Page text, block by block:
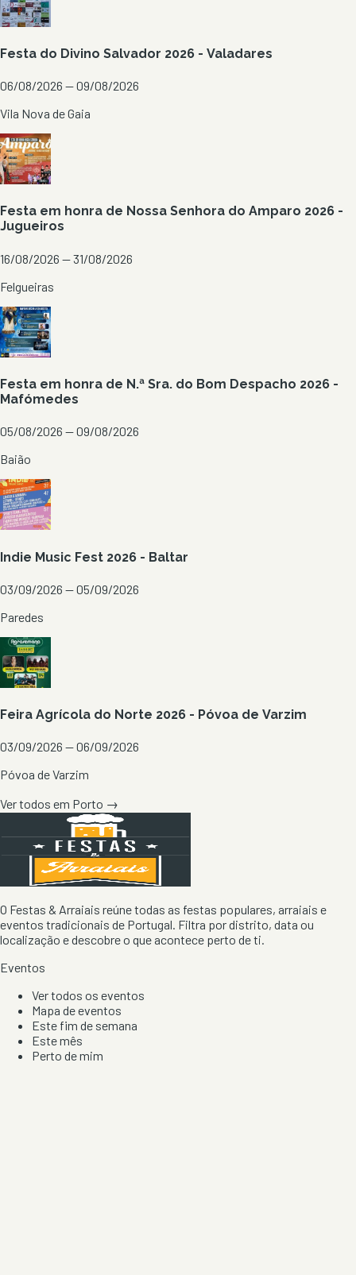
Festa do Divino Salvador 2026 - Valadares
06/08/2026 — 09/08/2026
Vila Nova de Gaia
Festa em honra de Nossa Senhora do Amparo 2026 -
Jugueiros
16/08/2026 — 31/08/2026
Felgueiras
Festa em honra de N.ª Sra. do Bom Despacho 2026 -
Mafómedes
05/08/2026 — 09/08/2026
Baião
Indie Music Fest 2026 - Baltar
03/09/2026 — 05/09/2026
Paredes
Feira Agrícola do Norte 2026 - Póvoa de Varzim
03/09/2026 — 06/09/2026
Póvoa de Varzim
Ver todos em Porto →
O Festas & Arraiais reúne todas as festas populares, arraiais e
eventos tradicionais de Portugal. Filtra por distrito, data ou
localização e descobre o que acontece perto de ti.
Eventos
Ver todos os eventos
Mapa de eventos
Este fim de semana
Este mês
Perto de mim